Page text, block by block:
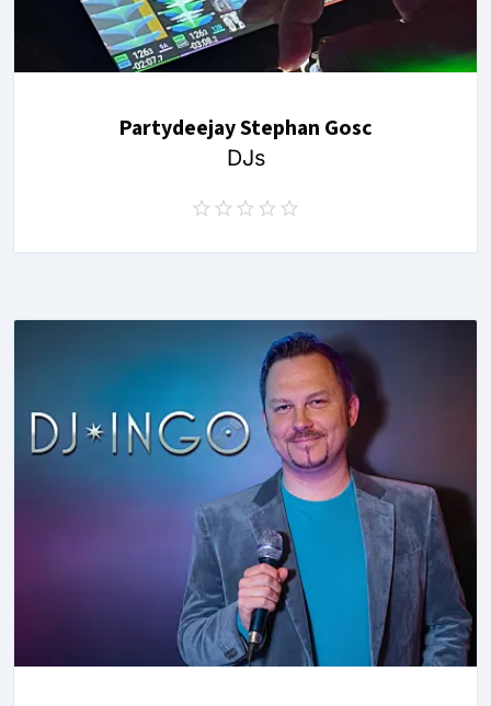
Partydeejay Stephan Gosc
DJs